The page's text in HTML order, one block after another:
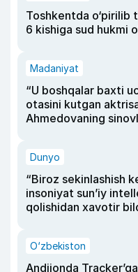
Toshkentda o‘pirilib
6 kishiga sud hukmi
Madaniyat
“U boshqalar baxti
otasini kutgan
Ahmedovaning
Dunyo
“Biroz sekinlashish
insoniyat sun’iy
qolishidan xavotir
O‘zbekiston
Andijonda